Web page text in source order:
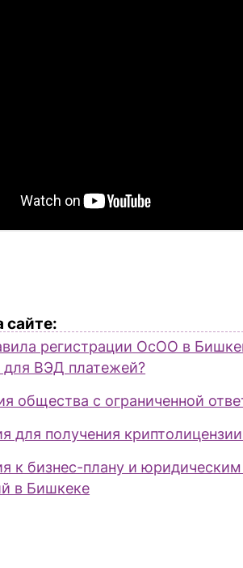
сайте:
регистрации ОсОО в
ВЭД платежей?
общества с ограниченной
для получения
к бизнес-плану и
в Бишкеке